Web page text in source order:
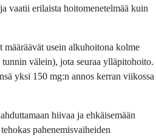
vaatii erilaista hoitomenetelmää kuin
usein alkuhoitona kolme
välein), jota seuraa ylläpitohoito.
yksi 150 mg:n annos kerran viikossa
hiivaa ja ehkäisemään
pahenemisvaiheiden